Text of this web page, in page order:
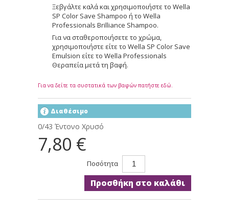
Ξεβγάλτε καλά και χρησιμοποιήστε το Wella
SP Color Save Shampoo ή το Wella
Professionals Brilliance Shampoo.
Για να σταθεροποιήσετε το χρώμα,
χρησιμοποιήστε είτε το Wella SP Color Save
Emulsion είτε το Wella Professionals
Θεραπεία μετά τη βαφή.
Για να δείτε τα συστατικά των βαφών πατήστε εδώ.
Διαθέσιμο
0/43 Έντονο Χρυσό
7,80 €
Ποσότητα
Προσθήκη στο καλάθι